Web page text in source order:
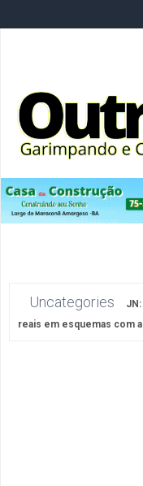
Uncategories
reais em esquemas com a